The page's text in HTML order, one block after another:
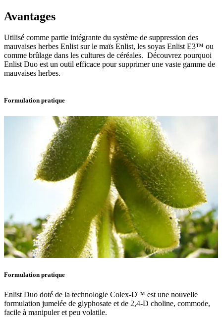
Avantages
Utilisé comme partie intégrante du système de suppression des
mauvaises herbes Enlist sur le maïs Enlist, les soyas Enlist E3™ ou
comme brûlage dans les cultures de céréales. Découvrez pourquoi
Enlist Duo est un outil efficace pour supprimer une vaste gamme de
mauvaises herbes.
Formulation pratique
Formulation pratique
Enlist Duo doté de la technologie Colex-D™ est une nouvelle
formulation jumelée de glyphosate et de 2,4-D choline, commode,
facile à manipuler et peu volatile.